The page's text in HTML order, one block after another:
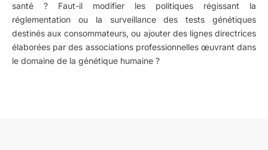
santé ? Faut-il modifier les politiques régissant la
réglementation ou la surveillance des tests génétiques
destinés aux consommateurs, ou ajouter des lignes directrices
élaborées par des associations professionnelles œuvrant dans
le domaine de la génétique humaine ?